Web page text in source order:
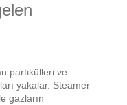
partikülleri ve
yakalar. Steamer
gazların